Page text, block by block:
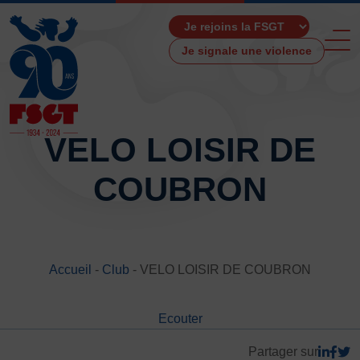
Je signale une violence
Les Boutiques F.S.G.T
VELO LOISIR DE
COUBRON
Accueil - Club - VELO LOISIR DE COUBRON
Ecouter
Partager sur